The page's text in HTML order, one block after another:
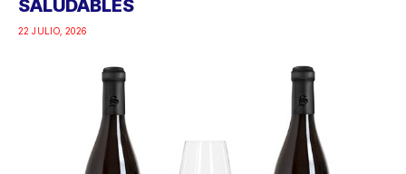
SALUDABLES
22 JULIO, 2026